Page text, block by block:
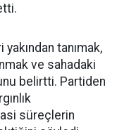
tanımak,
ve sahadaki
belirtti. Partiden
süreçlerin